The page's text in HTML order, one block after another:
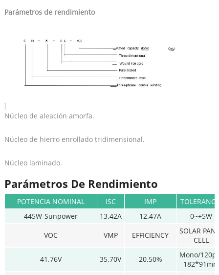
Parámetros de rendimiento
Núcleo de aleación amorfa.
Núcleo de hierro enrollado tridimensional.
Núcleo laminado.
Parámetros De Rendimiento
POTENCIA NOMINAL ISC IMP
445W-Sunpower
13.42A 12.47A 0~+5W
VOC VMP EFFICIENCY
SOLAR
CELL
41.76V 35.70V 20.50%
Mono/
182*91mm